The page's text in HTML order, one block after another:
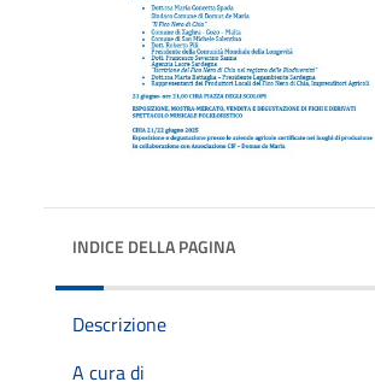
INDICE DELLA PAGINA
Descrizione
A cura di